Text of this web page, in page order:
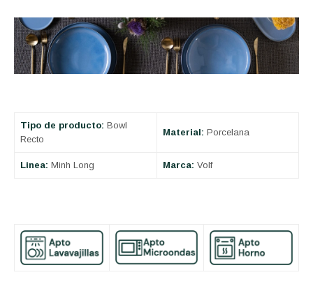
Tipo de producto: Bowl
Recto
Material: Porcelana
Linea: Minh Long Marca: Volf